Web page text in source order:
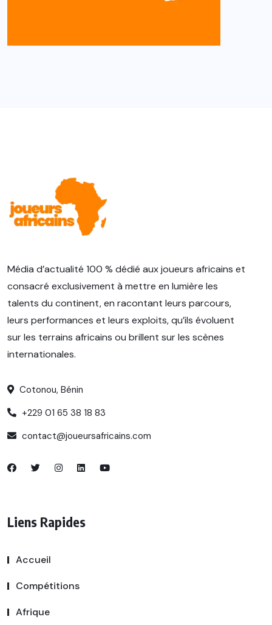
Média d’actualité 100 % dédié aux joueurs africains et
consacré exclusivement à mettre en lumière les
talents du continent, en racontant leurs parcours,
leurs performances et leurs exploits, qu’ils évoluent
sur les terrains africains ou brillent sur les scènes
internationales.
Cotonou, Bénin
+229 01 65 38 18 83
contact@joueursafricains.com
Liens Rapides
Accueil
Compétitions
Afrique